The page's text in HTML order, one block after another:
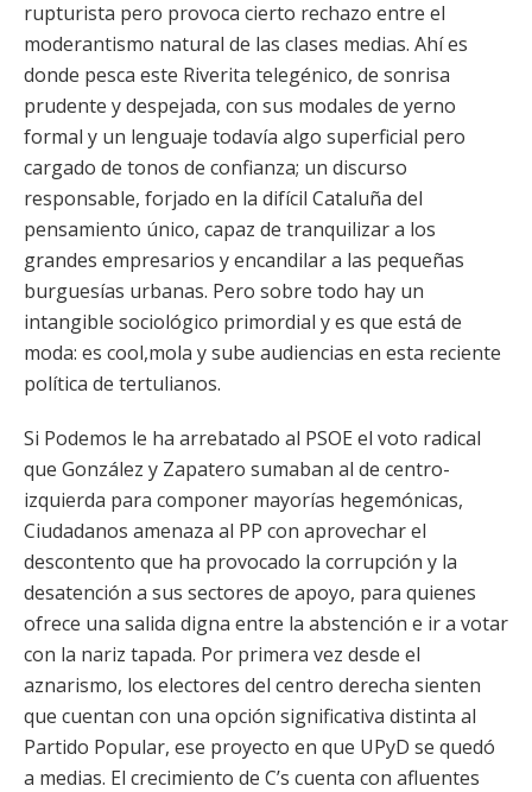
rupturista pero provoca cierto rechazo entre el
moderantismo natural de las clases medias. Ahí es
donde pesca este Riverita telegénico, de sonrisa
prudente y despejada, con sus modales de yerno
formal y un lenguaje todavía algo superficial pero
cargado de tonos de confianza; un discurso
responsable, forjado en la difícil Cataluña del
pensamiento único, capaz de tranquilizar a los
grandes empresarios y encandilar a las pequeñas
burguesías urbanas. Pero sobre todo hay un
intangible sociológico primordial y es que está de
moda: es cool,mola y sube audiencias en esta reciente
política de tertulianos.
Si Podemos le ha arrebatado al PSOE el voto radical
que González y Zapatero sumaban al de centro-
izquierda para componer mayorías hegemónicas,
Ciudadanos amenaza al PP con aprovechar el
descontento que ha provocado la corrupción y la
desatención a sus sectores de apoyo, para quienes
ofrece una salida digna entre la abstención e ir a votar
con la nariz tapada. Por primera vez desde el
aznarismo, los electores del centro derecha sienten
que cuentan con una opción significativa distinta al
Partido Popular, ese proyecto en que UPyD se quedó
a medias. El crecimiento de C’s cuenta con afluentes